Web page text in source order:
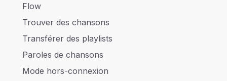
Flow
Trouver des chansons
Transférer des playlists
Paroles de chansons
Mode hors-connexion